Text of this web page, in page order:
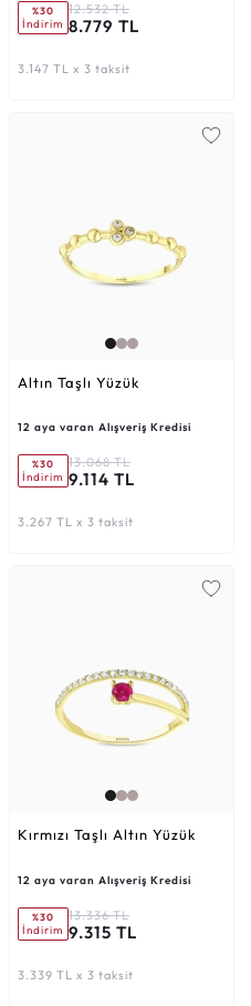
%30
İndirim
12.532 TL
8.779 TL
3.147 TL x 3 taksit
Altın Taşlı Yüzük
12 aya varan Alışveriş Kredisi
%30
İndirim
13.068 TL
9.114 TL
3.267 TL x 3 taksit
Kırmızı Taşlı Altın Yüzük
12 aya varan Alışveriş Kredisi
%30
İndirim
13.336 TL
9.315 TL
3.339 TL x 3 taksit